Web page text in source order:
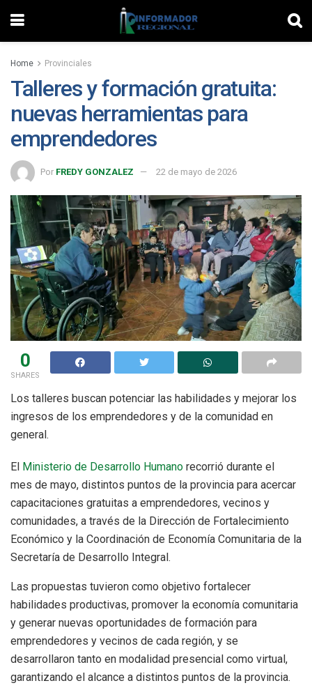
Home Provinciales
Talleres y formación gratuita:
nuevas herramientas para
emprendedores
Por FREDY GONZALEZ 22 de mayo de 2026
0
SHARES
Los talleres buscan potenciar las habilidades y mejorar los
ingresos de los emprendedores y de la comunidad en
general.
El Ministerio de Desarrollo Humano recorrió durante el
mes de mayo, distintos puntos de la provincia para acercar
capacitaciones gratuitas a emprendedores, vecinos y
comunidades, a través de la Dirección de Fortalecimiento
Económico y la Coordinación de Economía Comunitaria de la
Secretaría de Desarrollo Integral.
Las propuestas tuvieron como objetivo fortalecer
habilidades productivas, promover la economía comunitaria
y generar nuevas oportunidades de formación para
emprendedores y vecinos de cada región, y se
desarrollaron tanto en modalidad presencial como virtual,
garantizando el alcance a distintos puntos de la provincia.